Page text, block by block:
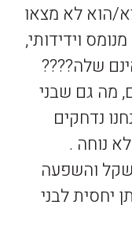
הוא לא מצאו
וידידותי,
שלה????
מה גם שבני
נדחקים
נוחה .
והשפעה
יחסית לבני